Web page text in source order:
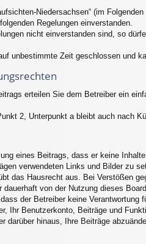
Niedersachsen“ (im
Regelungen einverstanden.
nicht einverstanden sind, so
unbestimmte Zeit geschlossen und
erteilen Sie dem Betreiber ein
2, Unterpunkt a bleibt auch nach
eines Beitrags, dass er keine
verwendeten Links und Bilder zu
das Hausrecht aus. Bei Verstößen
dauerhaft von der Nutzung dieses
der Betreiber keine
Ihr Benutzerkonto, Beiträge und
darüber hinaus, Ihre Beiträge